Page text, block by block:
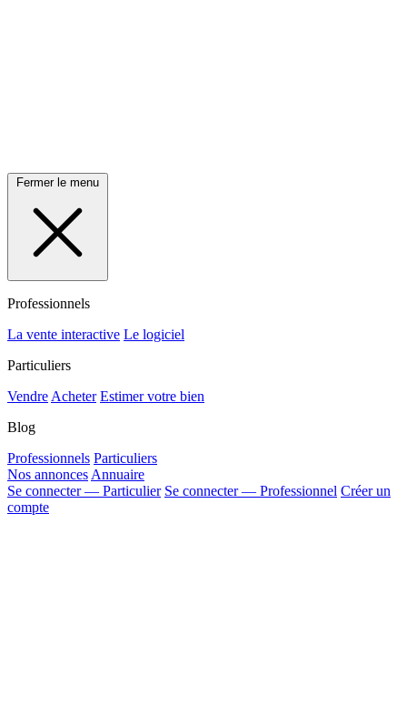
Fermer le menu
Professionnels
La vente interactive Le logiciel
Particuliers
Vendre Acheter Estimer votre bien
Blog
Professionnels Particuliers
Nos annonces Annuaire
Se connecter — Particulier Se connecter — Professionnel Créer un
compte